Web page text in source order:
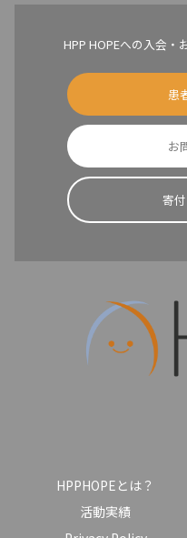
HPP HOPEへの入会・
患
お
寄
HPPHOPEとは？
活動実績